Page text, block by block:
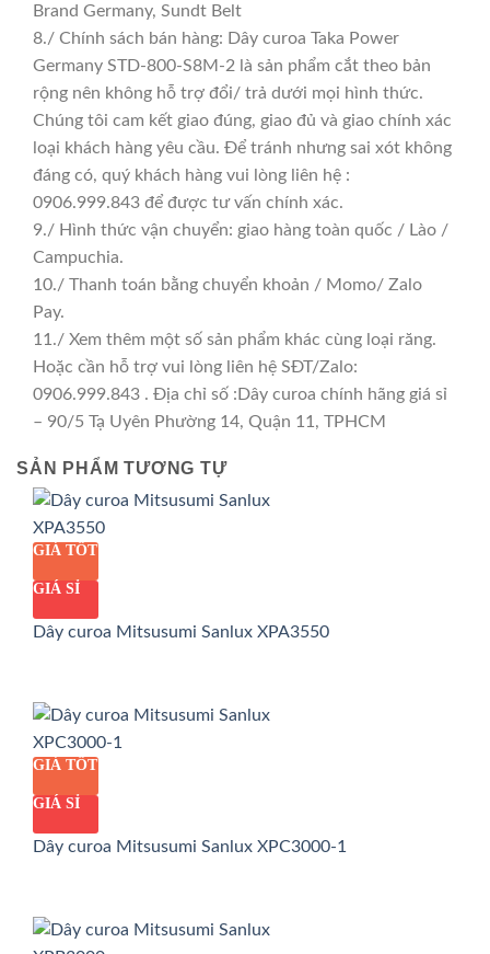
Brand Germany, Sundt Belt
8./ Chính sách bán hàng: Dây curoa Taka Power
Germany STD-800-S8M-2 là sản phẩm cắt theo bản
rộng nên không hỗ trợ đổi/ trả dưới mọi hình thức.
Chúng tôi cam kết giao đúng, giao đủ và giao chính xác
loại khách hàng yêu cầu. Để tránh nhưng sai xót không
đáng có, quý khách hàng vui lòng liên hệ :
0906.999.843 để được tư vấn chính xác.
9./ Hình thức vận chuyển: giao hàng toàn quốc / Lào /
Campuchia.
10./ Thanh toán bằng chuyển khoản / Momo/ Zalo
Pay.
11./ Xem thêm một số sản phẩm khác cùng loại răng.
Hoặc cần hỗ trợ vui lòng liên hệ SĐT/Zalo:
0906.999.843 . Địa chỉ số :Dây curoa chính hãng giá sỉ
– 90/5 Tạ Uyên Phường 14, Quận 11, TPHCM
SẢN PHẨM TƯƠNG TỰ
GIÁ TỐT
GIÁ SỈ
Dây curoa Mitsusumi Sanlux XPA3550
GIÁ TỐT
GIÁ SỈ
Dây curoa Mitsusumi Sanlux XPC3000-1